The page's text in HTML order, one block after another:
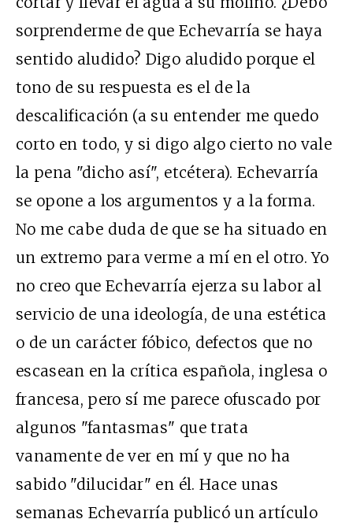
sorprenderme de que Echevarría se haya
sentido aludido? Digo aludido porque el
tono de su respuesta es el de la
descalificación (a su entender me quedo
corto en todo, y si digo algo cierto no vale
la pena "dicho así", etcétera). Echevarría
se opone a los argumentos y a la forma.
No me cabe duda de que se ha situado en
un extremo para verme a mí en el otro. Yo
no creo que Echevarría ejerza su labor al
servicio de una ideología, de una estética
o de un carácter fóbico, defectos que no
escasean en la crítica española, inglesa o
francesa, pero sí me parece ofuscado por
algunos "fantasmas" que trata
vanamente de ver en mí y que no ha
sabido "dilucidar" en él. Hace unas
semanas Echevarría publicó un artículo